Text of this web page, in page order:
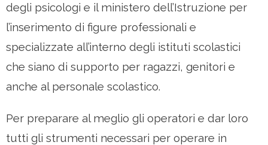
degli psicologi e il ministero dell’Istruzione per
l’inserimento di figure professionali e
specializzate all’interno degli istituti scolastici
che siano di supporto per ragazzi, genitori e
anche al personale scolastico.
Per preparare al meglio gli operatori e dar loro
tutti gli strumenti necessari per operare in